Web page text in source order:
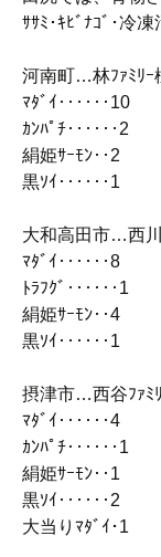
ｻｻﾐ･ｷﾋﾞﾅｺﾞ･冷
河南町…林ﾌｧﾐﾘｰ
ﾏﾀﾞｲ‥‥‥10
ｶﾝﾊﾟﾁ‥‥‥2
絹姫ｻｰﾓﾝ‥2
黒ｿｲ‥‥‥1
大和高田市…西
ﾏﾀﾞｲ‥‥‥8
ﾄﾗﾌｸﾞ‥‥‥1
絹姫ｻｰﾓﾝ‥4
黒ｿｲ‥‥‥1
摂津市…西谷ﾌｧﾐ
ﾏﾀﾞｲ‥‥‥4
ｶﾝﾊﾟﾁ‥‥‥1
絹姫ｻｰﾓﾝ‥1
黒ｿｲ‥‥‥2
大当りﾏﾀﾞｲ･1